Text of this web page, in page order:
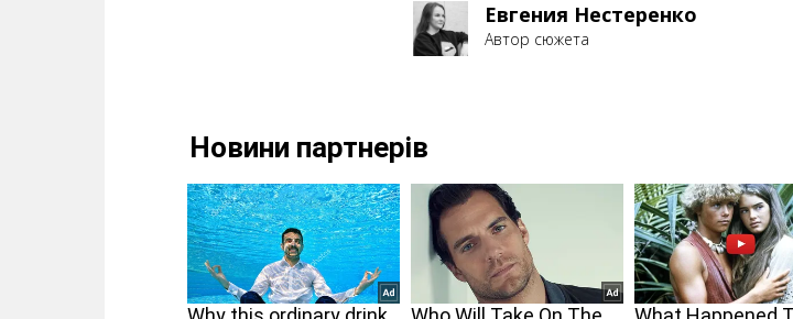
Евгения Нестеренко
Автор сюжета